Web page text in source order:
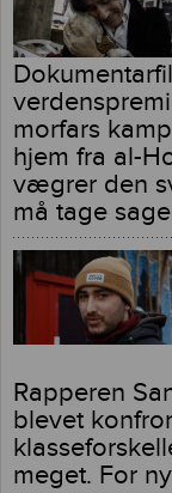
morfars
hjem fra al-
vægrer den
må tage
Rapperen
blevet
meget. For